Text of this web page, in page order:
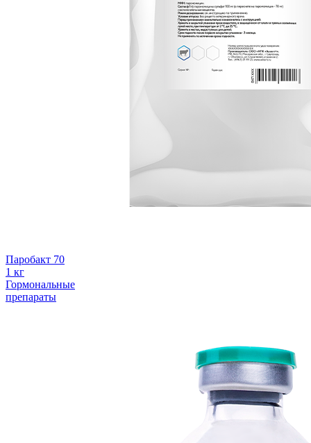
Паробакт 70
1 кг
Гормональные
препараты